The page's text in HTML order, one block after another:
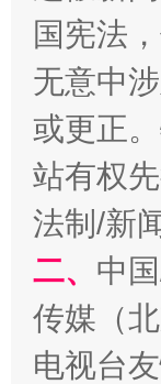
“刷
国宪法
无意中
或更正
站有权
法制/新
二、 中
传媒（
电视台